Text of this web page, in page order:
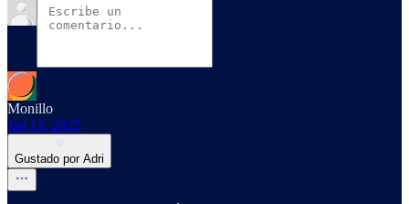
Monillo
Jan 15, 2025
Gustado por Adri